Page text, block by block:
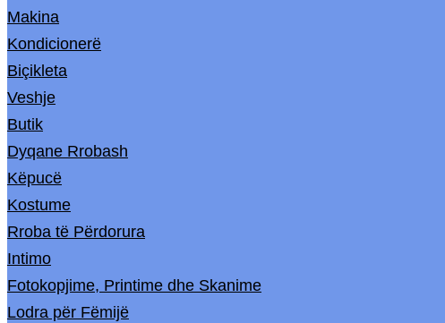
Makina
Kondicionerë
Biçikleta
Veshje
Butik
Dyqane Rrobash
Këpucë
Kostume
Rroba të Përdorura
Intimo
Fotokopjime, Printime dhe Skanime
Lodra për Fëmijë